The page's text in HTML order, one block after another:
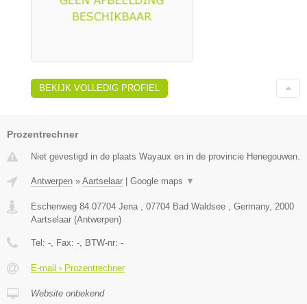
BEKIJK VOLLEDIG PROFIEL
Prozentrechner
Niet gevestigd in de plaats Wayaux en in de provincie Henegouwen.
Antwerpen » Aartselaar Google maps ▼
Eschenweg 84 07704 Jena , 07704 Bad Waldsee , Germany, 2000
Aartselaar (Antwerpen)
Tel: -, Fax: -, BTW-nr: -
E-mail › Prozentrechner
Website onbekend